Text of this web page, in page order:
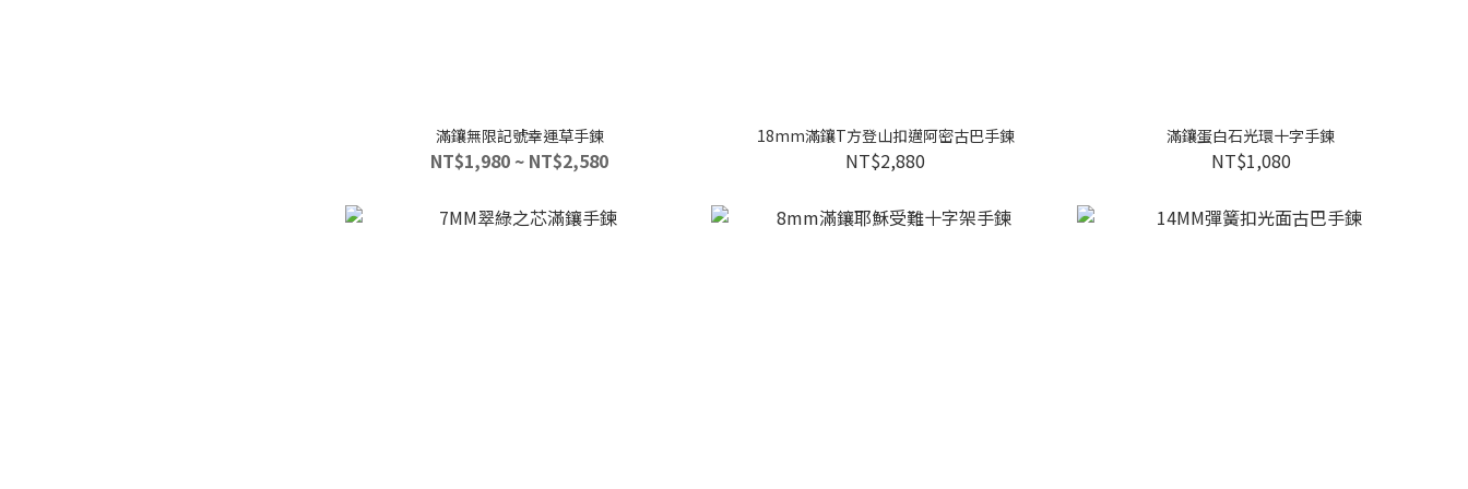
滿鑲無限記號幸運草手鍊
NT$1,980 ~ NT$2,580
18mm滿鑲T方登山扣邁阿密古巴手鍊
NT$2,880
滿鑲蛋白石光環十字手鍊
NT$1,080